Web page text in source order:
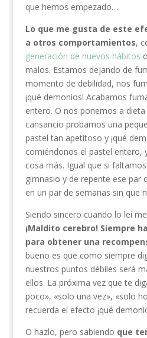
que hemos empezado…
Lo que me gusta de este
a otros comportamientos,
generación de nuevos hábitos
malos. Estamos dejando de
momento de debilidad, nos
¡qué demonios! Acabamos
entero. O nos ponemos a
cansancio probamos una
pastel tan apetitoso y ¡qué
comiéndonos el pastel entero,
cosa más. Igual que si
gimnasio y de repente ese par
en un par de semanas sin que
Siendo sincero cuando lo leí
¡Maldito cerebro! Siempre
para obtener una
bueno es que como siempre
nuestros puntos débiles será
ellos. La próxima vez que te
poco», «solo una vez», «solo
recuerda el efecto ¡qué
O hazlo, pero sabiendo que